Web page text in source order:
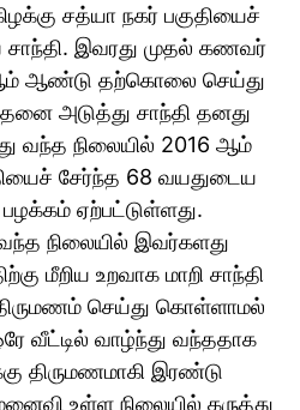
சத்யா நகர் பகுதியைச்
இவரது முதல் கணவர்
ஆண்டு தற்கொலை செய்து
அடுத்து சாந்தி தனது
வந்த நிலையில் 2016 ஆம்
சேர்ந்த 68 வயதுடைய
ஏற்பட்டுள்ளது.
வந்த நிலையில் இவர்களது
மீறிய உறவாக மாறி சாந்தி
செய்து கொள்ளாமல்
வீட்டில் வாழ்ந்து வந்ததாக
திருமணமாகி இரண்டு
உள்ள நிலையில் கருத்து